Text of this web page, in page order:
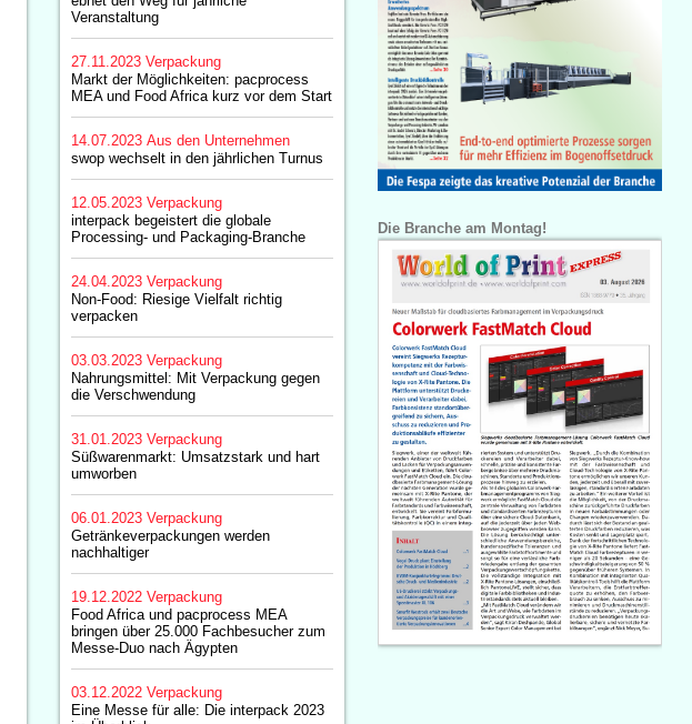
Veranstaltung
27.11.2023 Verpackung
Markt der Möglichkeiten: pacprocess
MEA und Food Africa kurz vor dem Start
14.07.2023 Aus den Unternehmen
swop wechselt in den jährlichen Turnus
12.05.2023 Verpackung
interpack begeistert die globale
Processing- und Packaging-Branche
24.04.2023 Verpackung
Non-Food: Riesige Vielfalt richtig
verpacken
03.03.2023 Verpackung
Nahrungsmittel: Mit Verpackung gegen
die Verschwendung
31.01.2023 Verpackung
Süßwarenmarkt: Umsatzstark und hart
umworben
06.01.2023 Verpackung
Getränkeverpackungen werden
nachhaltiger
19.12.2022 Verpackung
Food Africa und pacprocess MEA
bringen über 25.000 Fachbesucher zum
Messe-Duo nach Ägypten
03.12.2022 Verpackung
Eine Messe für alle: Die interpack 2023
Die Branche am Montag!